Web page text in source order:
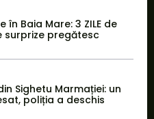
Baia Mare: 3 ZILE de
surprize pregătesc
Sighetu Marmației: un
poliția a deschis